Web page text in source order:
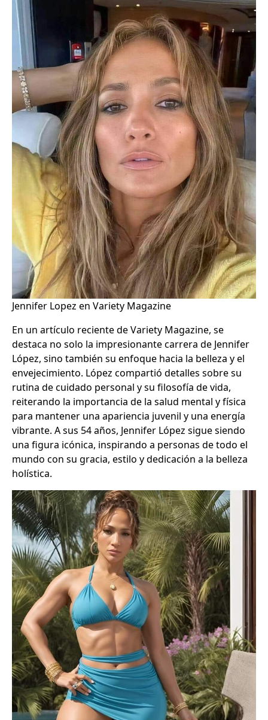
Jennifer Lopez en Variety Magazine
En un artículo reciente de Variety Magazine, se
destaca no solo la impresionante carrera de Jennifer
López, sino también su enfoque hacia la belleza y el
envejecimiento. López compartió detalles sobre su
rutina de cuidado personal y su filosofía de vida,
reiterando la importancia de la salud mental y física
para mantener una apariencia juvenil y una energía
vibrante. A sus 54 años, Jennifer López sigue siendo
una figura icónica, inspirando a personas de todo el
mundo con su gracia, estilo y dedicación a la belleza
holística.